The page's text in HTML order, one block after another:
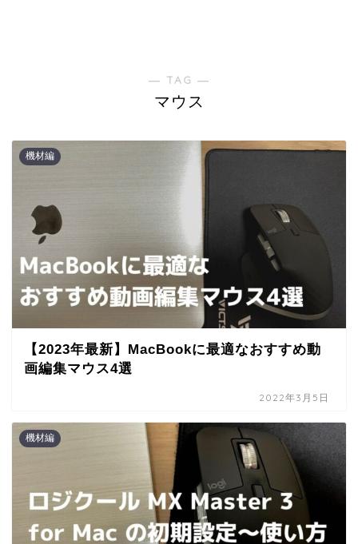
― TAG ―
マウス
機材編
【2023年最新】MacBookに最適なおすすめ動
画編集マウス4選
2022年3月5日
機材編